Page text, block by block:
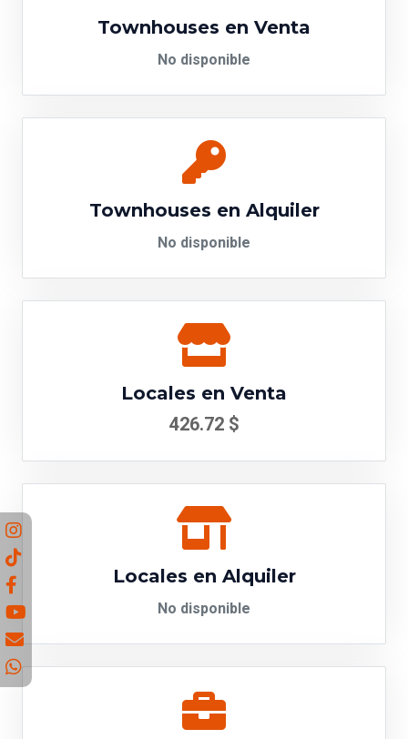
Townhouses en Venta
No disponible
Townhouses en Alquiler
No disponible
Locales en Venta
426.72 $
Locales en Alquiler
No disponible